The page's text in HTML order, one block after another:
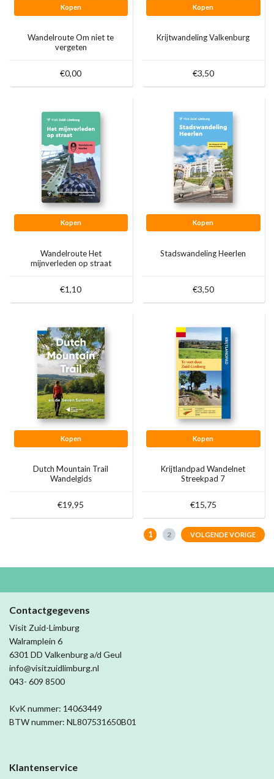
Kopen
Wandelroute Om niet te
vergeten
€0,00
Kopen
Krijtwandeling Valkenburg
€3,50
Kopen
Wandelroute Het
mijnverleden op straat
€1,10
Kopen
Stadswandeling Heerlen
€3,50
Kopen
Dutch Mountain Trail
Wandelgids
€19,95
Kopen
Krijtlandpad Wandelnet
Streekpad 7
€15,75
1 2 VOLGENDE VORIGE
Contactgegevens
Visit Zuid-Limburg
Walramplein 6
6301 DD Valkenburg a/d Geul
info@visitzuidlimburg.nl
043- 609 8500
KvK nummer: 14063449
BTW nummer: NL807531650B01
Klantenservice